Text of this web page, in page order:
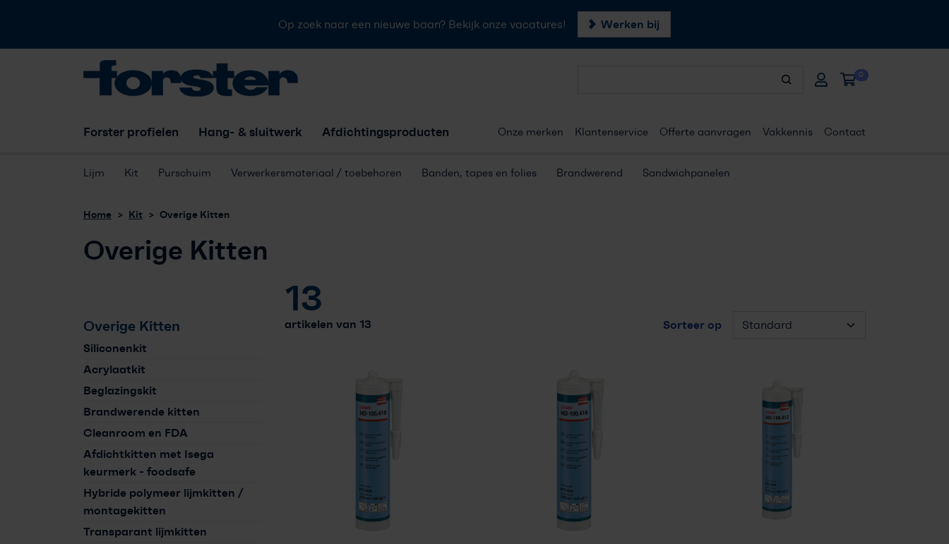
Forster profielen
Op zoek naar een nieuwe baan? Bekijk onze vacatures! Werken bij
0
Forster profielen Hang- & sluitwerk Afdichtingsproducten Onze merken Klantenservice Offerte aanvragen Vakkennis Contact
Lijm Kit Purschuim Verwerkersmateriaal / toebehoren Banden, tapes en folies Brandwerend Sandwichpanelen
Home Kit Overige Kitten
Overige Kitten
Overige Kitten
Siliconenkit
Acrylaatkit
Beglazingskit
Brandwerende kitten
Cleanroom en FDA
Afdichtkitten met Isega
keurmerk - foodsafe
Hybride polymeer lijmkitten /
montagekitten
Transparant lijmkitten
13
artikelen van 13 Sorteer op